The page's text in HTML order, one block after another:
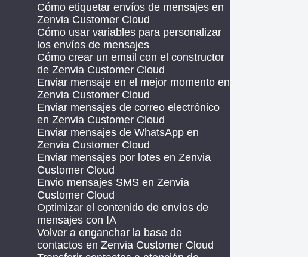
Cómo etiquetar envíos de mensajes en
Zenvia Customer Cloud
Cómo usar variables para personalizar
los envíos de mensajes
Cómo crear un email con el constructor
de Zenvia Customer Cloud
Enviar mensaje en el mejor momento en
Zenvia Customer Cloud
Enviar mensajes de correo electrónico
en Zenvia Customer Cloud
Enviar mensajes de WhatsApp en
Zenvia Customer Cloud
Enviar mensajes por lotes en Zenvia
Customer Cloud
Envio mensajes SMS en Zenvia
Customer Cloud
Optimizar el contenido de envíos de
mensajes con IA
Volver a enganchar la base de
contactos en Zenvia Customer Cloud